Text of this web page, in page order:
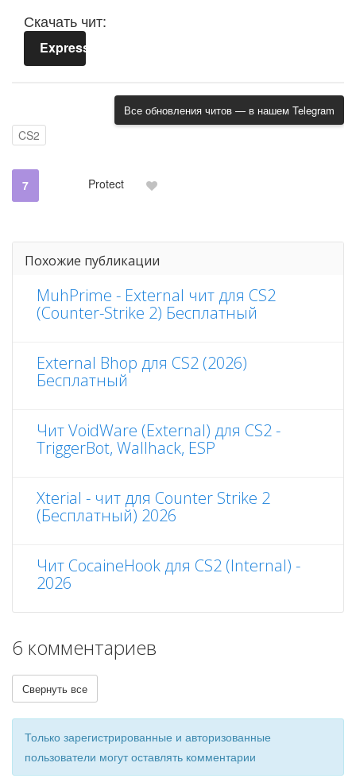
Скачать чит:
Expression.rar
Все обновления читов — в нашем Telegram
CS2
7 Protect
Похожие публикации
MuhPrime - External чит для CS2
(Counter-Strike 2) Бесплатный
External Bhop для CS2 (2026)
Бесплатный
Чит VoidWare (External) для CS2 -
TriggerBot, Wallhack, ESP
Xterial - чит для Counter Strike 2
(Бесплатный) 2026
Чит CocaineHook для CS2 (Internal) -
2026
6 комментариев
Свернуть все
Только зарегистрированные и авторизованные
пользователи могут оставлять комментарии